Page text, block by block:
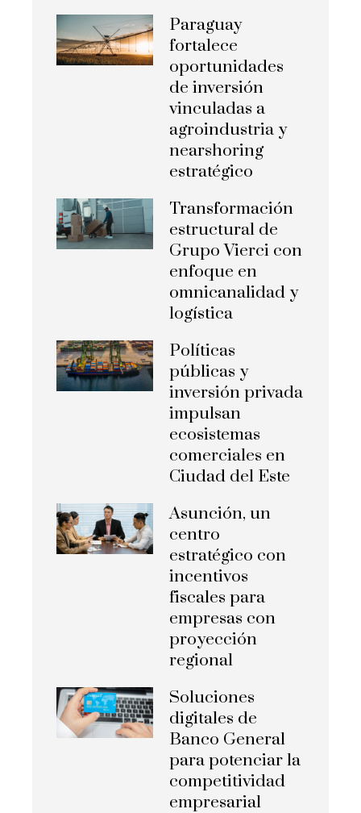
Paraguay
fortalece
oportunidades
de inversión
vinculadas a
agroindustria y
nearshoring
estratégico
Transformación
estructural de
Grupo Vierci con
enfoque en
omnicanalidad y
logística
Políticas
públicas y
inversión privada
impulsan
ecosistemas
comerciales en
Ciudad del Este
Asunción, un
centro
estratégico con
incentivos
fiscales para
empresas con
proyección
regional
Soluciones
digitales de
Banco General
para potenciar la
competitividad
empresarial